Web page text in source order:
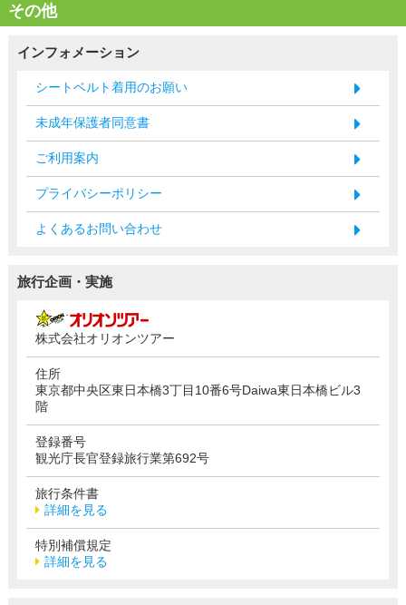
その他
インフォメーション
シートベルト着用のお願い
未成年保護者同意書
ご利用案内
プライバシーポリシー
よくあるお問い合わせ
旅行企画・実施
株式会社オリオンツアー
住所
東京都中央区東日本橋3丁目10番6号Daiwa東日本橋ビル3
階
登録番号
観光庁長官登録旅行業第692号
旅行条件書
詳細を見る
特別補償規定
詳細を見る